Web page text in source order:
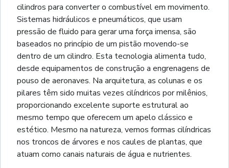
cilindros para converter o combustível em movimento.
Sistemas hidráulicos e pneumáticos, que usam
pressão de fluido para gerar uma força imensa, são
baseados no princípio de um pistão movendo-se
dentro de um cilindro. Esta tecnologia alimenta tudo,
desde equipamentos de construção a engrenagens de
pouso de aeronaves. Na arquitetura, as colunas e os
pilares têm sido muitas vezes cilíndricos por milênios,
proporcionando excelente suporte estrutural ao
mesmo tempo que oferecem um apelo clássico e
estético. Mesmo na natureza, vemos formas cilíndricas
nos troncos de árvores e nos caules de plantas, que
atuam como canais naturais de água e nutrientes.